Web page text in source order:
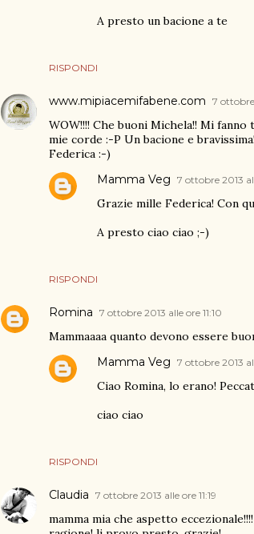
RISPONDI
A presto un bacione a te
www.mipiacemifabene.com 7 ottobre
WOW!!!! Che buoni Michela!! Mi
mie corde :-P Un bacione e
Federica :-)
RISPONDI
Mamma Veg 7 ottobre 2013
Grazie mille Federica! Con
A presto ciao ciao ;-)
Romina 7 ottobre 2013 alle ore 11:10
Mammaaaa quanto devono essere
RISPONDI
Mamma Veg 7 ottobre 2013
Ciao Romina, lo erano!
ciao ciao
Claudia 7 ottobre 2013 alle ore 11:19
mamma mia che aspetto